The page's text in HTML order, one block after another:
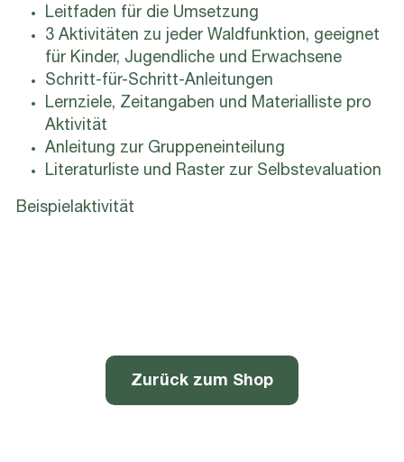
Leitfaden für die Umsetzung
3 Aktivitäten zu jeder Waldfunktion, geeignet
für Kinder, Jugendliche und Erwachsene
Schritt-für-Schritt-Anleitungen
Lernziele, Zeitangaben und Materialliste pro
Aktivität
Anleitung zur Gruppeneinteilung
Literaturliste und Raster zur Selbstevaluation
Beispielaktivität
Zurück zum Shop